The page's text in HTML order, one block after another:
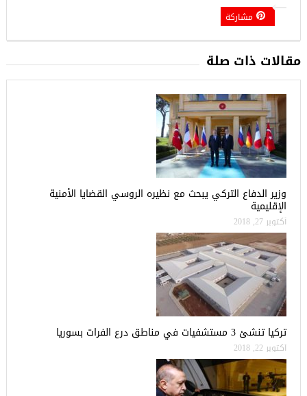
مشاركة
مقالات ذات صلة
وزير الدفاع التركي يبحث مع نظيره الروسي القضايا الأمنية
الإقليمية
أكتوبر 27, 2018
تركيا تنشئ 3 مستشفيات في مناطق درع الفرات بسوريا
أكتوبر 22, 2018